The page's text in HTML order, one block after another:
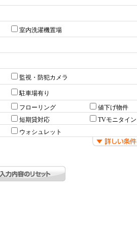
室内洗濯機置場
監視・防犯カメラ
駐車場有り
フローリング
値下げ物件
短期貸対応
TVモニタイ
ウォシュレット